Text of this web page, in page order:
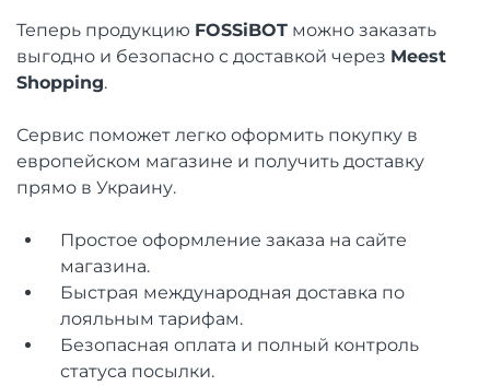
Теперь продукцию FOSSiBOT можно заказать
выгодно и безопасно с доставкой через Meest
Shopping.
Сервис поможет легко оформить покупку в
европейском магазине и получить доставку
прямо в Украину.
Простое оформление заказа на сайте
магазина.
Быстрая международная доставка по
лояльным тарифам.
Безопасная оплата и полный контроль
статуса посылки.